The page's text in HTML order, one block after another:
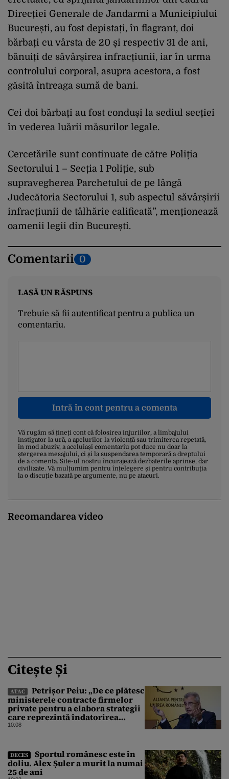
Direcției Generale de Jandarmi a Municipiului
București, au fost depistați, în flagrant, doi
bărbați cu vârsta de 20 și respectiv 31 de ani,
bănuiți de săvârșirea infracțiunii, iar în urma
controlului corporal, asupra acestora, a fost
găsită întreaga sumă de bani.
Cei doi bărbați au fost conduși la sediul secției
în vederea luării măsurilor legale.
Cercetările sunt continuate de către Poliția
Sectorului 1 – Secția 1 Poliție, sub
supravegherea Parchetului de pe lângă
Judecătoria Sectorului 1, sub aspectul săvârșirii
infracțiunii de tâlhărie calificată”, menționează
oamenii legii din București.
Comentarii 0
LASĂ UN RĂSPUNS
Trebuie să fii autentificatpentru a publica un
comentariu.
Intră în cont pentru a comenta
Vă rugăm să țineți cont că folosirea injuriilor, a limbajului
instigator la ură, a apelurilor la violență sau trimiterea repetată,
în mod abuziv, a aceluiași comentariu pot duce nu doar la
ștergerea mesajului, ci și la suspendarea temporară a dreptului
de a comenta. Site-ul nostru încurajează dezbaterile aprinse, dar
civilizate. Vă mulțumim pentru înțelegere și pentru contribuția
la o discuție bazată pe argumente, nu pe atacuri.
Recomandarea video
Citește Și
ATAC
Petrișor Peiu: „De ce plătesc
ministerele contracte firmelor
private pentru a elabora strategii
care reprezintă îndatorirea
angajaților din minister?”
10:08
DECES
Sportul românesc este în
doliu. Alex Șuler a murit la numai
25 de ani